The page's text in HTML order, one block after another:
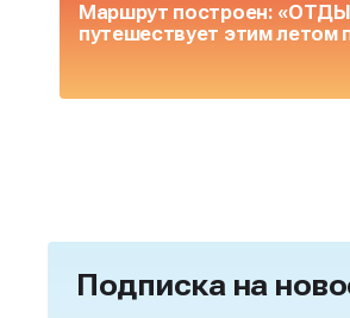
Маршрут построен:
путешествует этим летом
Подписка на